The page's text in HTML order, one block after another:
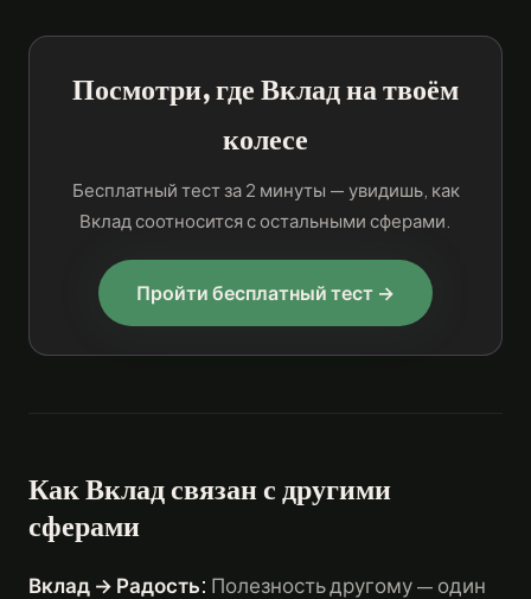
Посмотри, где Вклад на твоём
колесе
Бесплатный тест за 2 минуты — увидишь, как
Вклад соотносится с остальными сферами.
Пройти бесплатный тест →
Как Вклад связан с другими
сферами
Вклад → Радость: Полезность другому — один